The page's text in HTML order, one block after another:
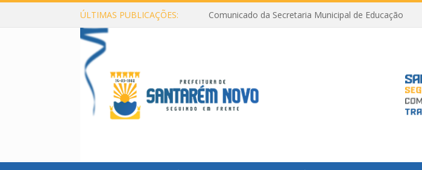
ÚLTIMAS PUBLICAÇÕES: Comunicado da Secretaria Municipal de Educação